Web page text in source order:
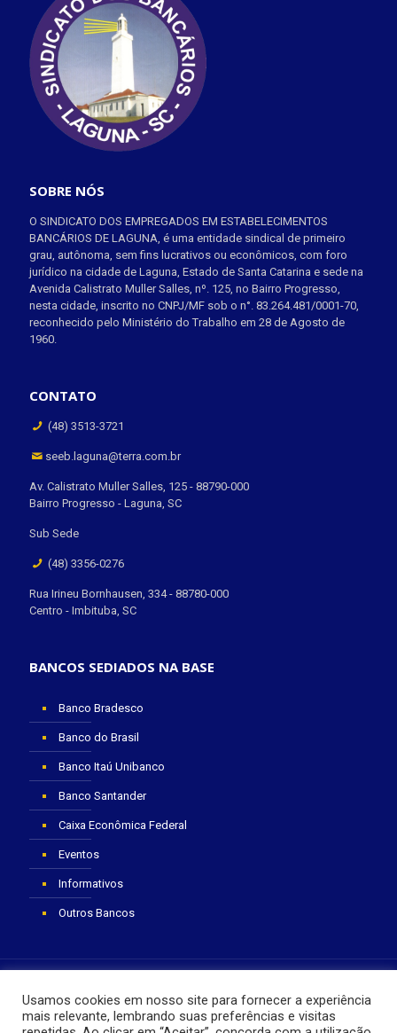
SOBRE NÓS
O SINDICATO DOS EMPREGADOS EM ESTABELECIMENTOS
BANCÁRIOS DE LAGUNA, é uma entidade sindical de primeiro
grau, autônoma, sem fins lucrativos ou econômicos, com foro
jurídico na cidade de Laguna, Estado de Santa Catarina e sede na
Avenida Calistrato Muller Salles, nº. 125, no Bairro Progresso,
nesta cidade, inscrito no CNPJ/MF sob o n°. 83.264.481/0001-70,
reconhecido pelo Ministério do Trabalho em 28 de Agosto de
1960.
CONTATO
(48) 3513-3721
seeb.laguna@terra.com.br
Av. Calistrato Muller Salles, 125 - 88790-000
Bairro Progresso - Laguna, SC
Sub Sede
(48) 3356-0276
Rua Irineu Bornhausen, 334 - 88780-000
Centro - Imbituba, SC
BANCOS SEDIADOS NA BASE
Banco Bradesco
Banco do Brasil
Banco Itaú Unibanco
Banco Santander
Caixa Econômica Federal
Eventos
Informativos
Outros Bancos
Usamos cookies em nosso site para fornecer a experiência
mais relevante, lembrando suas preferências e visitas